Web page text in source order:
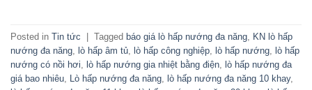
Posted in Tin tức | Tagged báo giá lò hấp nướng đa năng KN lò hấp
nướng đa năng lò hấp âm tủ lò hấp công nghiệp lò hấp nướng lò hấp
nướng có nồi hơi lò hấp nướng gia nhiệt bằng điện lò hấp nướng đa
giá bao nhiêu Lò hấp nướng đa năng lò hấp nướng đa năng 10 khay,